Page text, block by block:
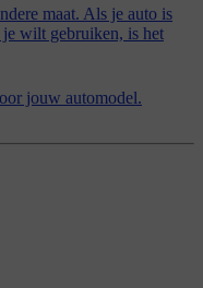
maat. Als je auto is
wilt gebruiken, is het
jouw automodel.